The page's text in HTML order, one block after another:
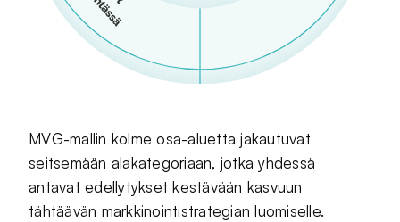
MVG-mallin kolme osa-aluetta jakautuvat
seitsemään alakategoriaan, jotka yhdessä
antavat edellytykset kestävään kasvuun
tähtäävän markkinointistrategian luomiselle.